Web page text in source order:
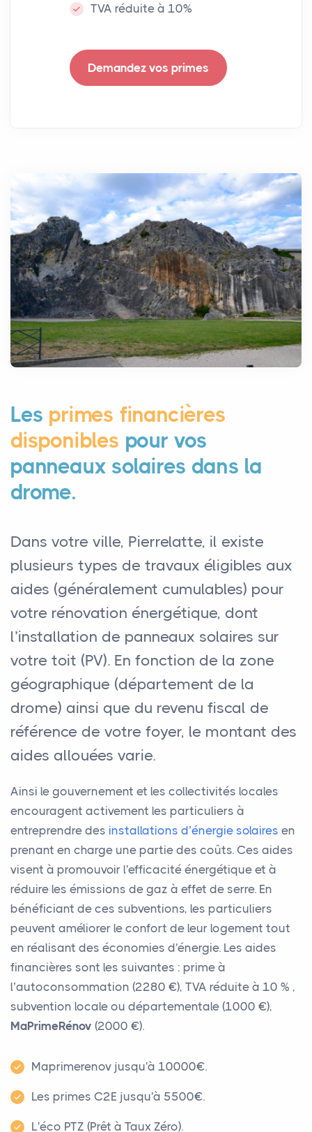
TVA réduite à 10%
Demandez vos primes
Les primes financières
disponibles pour vos
panneaux solaires dans la
drome.
Dans votre ville, Pierrelatte, il existe
plusieurs types de travaux éligibles aux
aides (généralement cumulables) pour
votre rénovation énergétique, dont
l’installation de panneaux solaires sur
votre toit (PV). En fonction de la zone
géographique (département de la
drome) ainsi que du revenu fiscal de
référence de votre foyer, le montant des
aides allouées varie.
Ainsi le gouvernement et les collectivités locales
encouragent activement les particuliers à
entreprendre des installations d’énergie solaires en
prenant en charge une partie des coûts. Ces aides
visent à promouvoir l'efficacité énergétique et à
réduire les émissions de gaz à effet de serre. En
bénéficiant de ces subventions, les particuliers
peuvent améliorer le confort de leur logement tout
en réalisant des économies d'énergie. Les aides
financières sont les suivantes : prime à
l’autoconsommation (2280 €), TVA réduite à 10 % ,
subvention locale ou départementale (1000 €),
MaPrimeRénov (2000 €).
Maprimerenov jusqu'à 10000€.
Les primes C2E jusqu'à 5500€.
L'éco PTZ (Prêt à Taux Zéro).